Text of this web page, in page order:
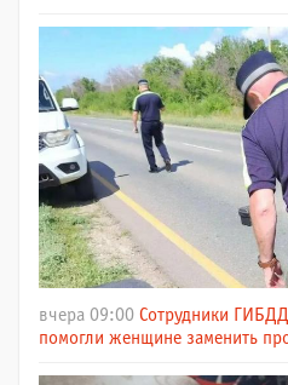
вчера 09:00 Сотрудники
помогли женщине заменить